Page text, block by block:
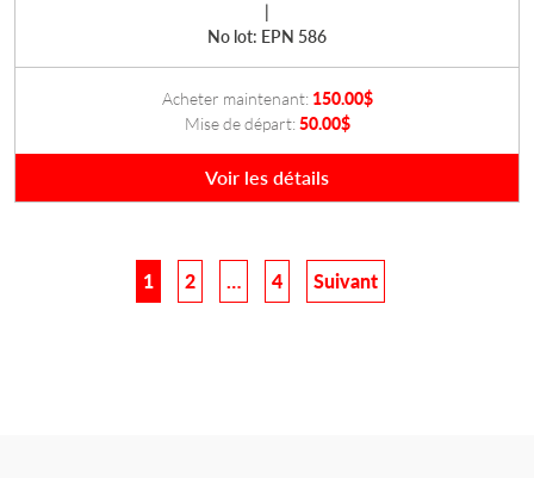
|
No lot: EPN 586
Acheter maintenant: 150.00$
Mise de départ:50.00$
Voir les détails
Pagination
1 2 … 4 Suivant